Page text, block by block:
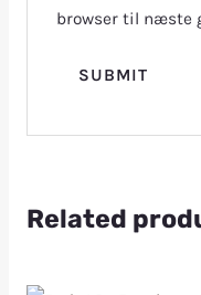
browser til næste
Related